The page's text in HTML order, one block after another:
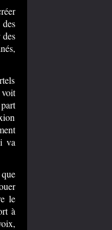
va
le
à